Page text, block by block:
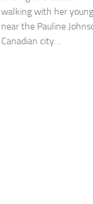
walking with her
near the Pauline
Canadian city…